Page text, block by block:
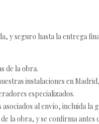
y seguro hasta la entrega
de la obra.
instalaciones en
especializados.
al envío, incluida la
la obra, y se confirma antes